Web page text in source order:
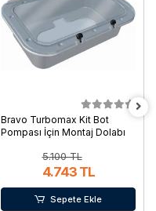
Bravo Turbomax Kit Bot
Pompası İçin Montaj Dolabı
5.100 TL
4.743 TL
Sepete Ekle